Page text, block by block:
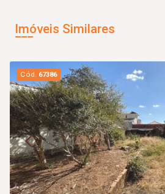
Imóveis Similares
Cód. 67386